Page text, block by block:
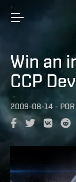
Win an
CCP
2009-08-14 - POR